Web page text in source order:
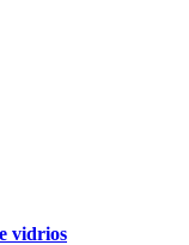
vidrios